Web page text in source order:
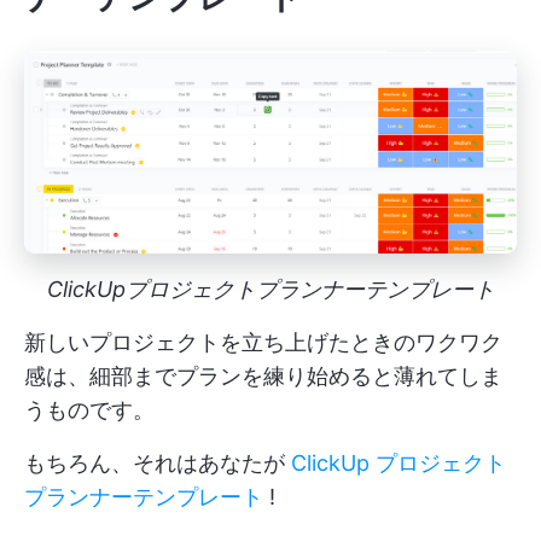
ClickUpプロジェクトプランナーテンプレート
新しいプロジェクトを立ち上げたときのワクワク
感は、細部までプランを練り始めると薄れてしま
うものです。
もちろん、それはあなたが ClickUp プロジェクト
プランナーテンプレート !